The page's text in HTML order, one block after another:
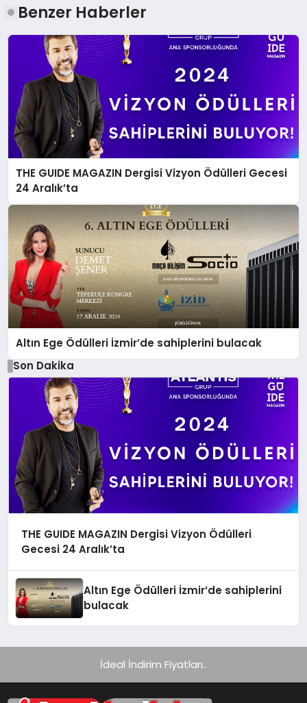
Benzer Haberler
THE GUIDE MAGAZIN Dergisi Vizyon Ödülleri Gecesi
24 Aralık’ta
Altın Ege Ödülleri İzmir’de sahiplerini bulacak
Son Dakika
THE GUIDE MAGAZIN Dergisi Vizyon Ödülleri
Gecesi 24 Aralık’ta
Altın Ege Ödülleri İzmir’de sahiplerini
bulacak
İdeal İndirim Fiyatları..